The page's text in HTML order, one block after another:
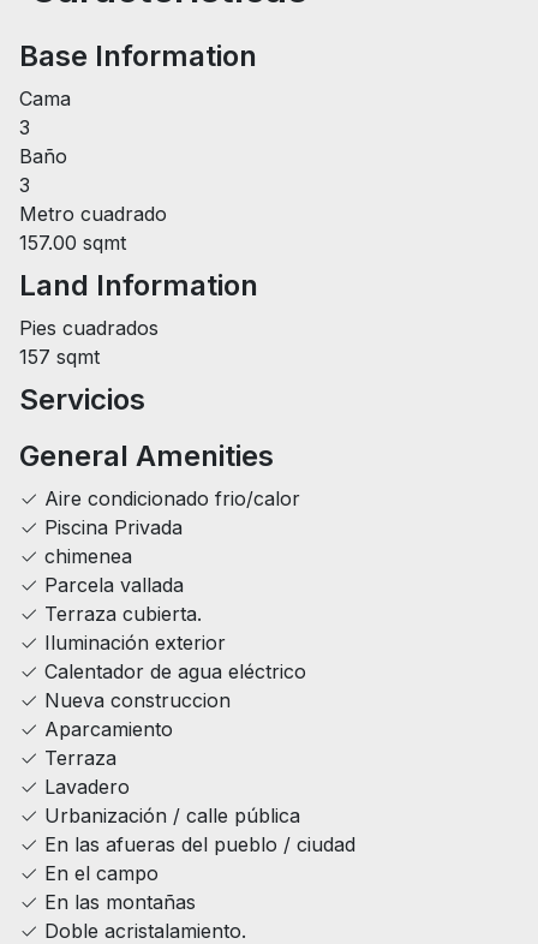
Base Information
Cama
3
Baño
3
Metro cuadrado
157.00 sqmt
Land Information
Pies cuadrados
157 sqmt
Servicios
General Amenities
Aire condicionado frio/calor
Piscina Privada
chimenea
Parcela vallada
Terraza cubierta.
Iluminación exterior
Calentador de agua eléctrico
Nueva construccion
Aparcamiento
Terraza
Lavadero
Urbanización / calle pública
En las afueras del pueblo / ciudad
En el campo
En las montañas
Doble acristalamiento.